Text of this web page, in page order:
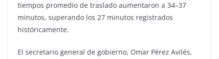
tiempos promedio de traslado aumentaron a 34–37
minutos, superando los 27 minutos registrados
históricamente.
El secretario general de gobierno, Omar Pérez Avilés,